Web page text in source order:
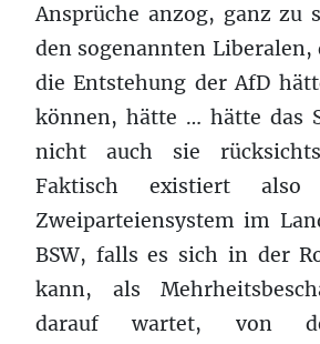
Ansprüche anzog, ganz zu
den sogenannten
die Entstehung der AfD
können, hätte … hätte das
nicht auch sie
Faktisch existiert
Zweiparteiensystem im
BSW, falls es sich in der
kann, als
darauf wartet, von